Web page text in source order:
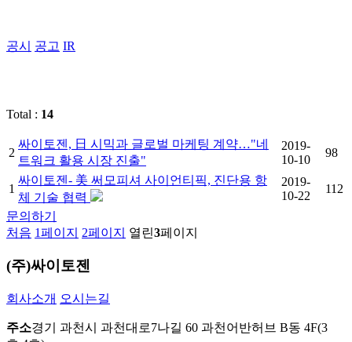
공시 공고 IR
Total : 14
2
싸이토젠, 日 시믹과 글로벌 마케팅 계약…"네
트워크 활용 시장 진출"
2019-
10-10
98
1
싸이토젠- 美 써모피셔 사이언티픽, 진단용 항
체 기술 협력
2019-
10-22
112
문의하기
처음 1페이지 2페이지 열린3페이지
(주)싸이토젠
회사소개 오시는길
주소경기 과천시 과천대로7나길 60 과천어반허브 B동 4F(3